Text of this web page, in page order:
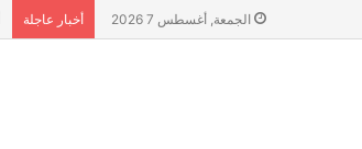
الجمعة, أغسطس 7 2026 أخبار عاجلة